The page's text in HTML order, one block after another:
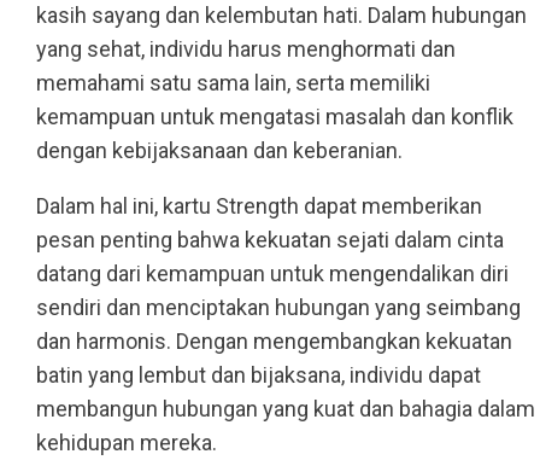
kasih sayang dan kelembutan hati. Dalam hubungan
yang sehat, individu harus menghormati dan
memahami satu sama lain, serta memiliki
kemampuan untuk mengatasi masalah dan konflik
dengan kebijaksanaan dan keberanian.
Dalam hal ini, kartu Strength dapat memberikan
pesan penting bahwa kekuatan sejati dalam cinta
datang dari kemampuan untuk mengendalikan diri
sendiri dan menciptakan hubungan yang seimbang
dan harmonis. Dengan mengembangkan kekuatan
batin yang lembut dan bijaksana, individu dapat
membangun hubungan yang kuat dan bahagia dalam
kehidupan mereka.